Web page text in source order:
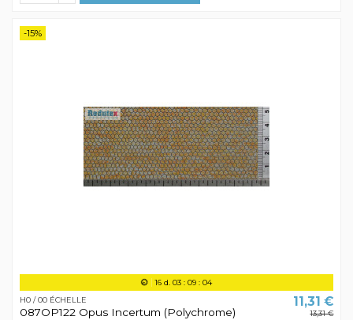
-15%
16 d. 03 :09 :04
H0 / 00 ÉCHELLE
087OP122 Opus Incertum (Polychrome)
11,31 €
13,31 €